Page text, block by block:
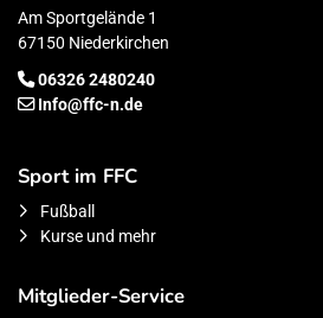
Am Sportgelände 1
67150 Niederkirchen
06326 2480240
Info@ffc-n.de
Sport im FFC
Fußball
Kurse und mehr
Mitglieder-Service